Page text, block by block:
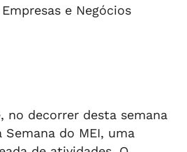
e Negócios
no decorrer desta semana
do MEI, uma